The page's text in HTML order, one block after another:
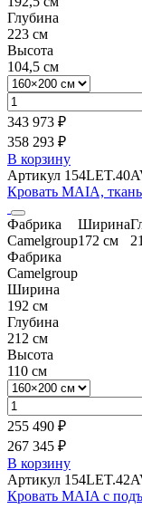
Глубина
223 см
Высота
104,5 см
343 973 ₽
358 293 ₽
В корзину
Артикул
Кровать MAIA,
Фабрика
Camelgroup
Ширина
172 см
Фабрика
Camelgroup
Ширина
192 см
Глубина
212 см
Высота
110 см
255 490 ₽
267 345 ₽
В корзину
Артикул
Кровать MAIA с